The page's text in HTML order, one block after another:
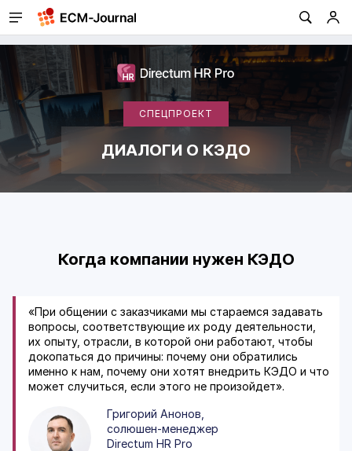
СПЕЦПРОЕКТ
ДИАЛОГИ О КЭДО
Когда компании нужен КЭДО
«При общении с заказчиками мы стараемся задавать
вопросы, соответствующие их роду деятельности,
их опыту, отрасли, в которой они работают, чтобы
докопаться до причины: почему они обратились
именно к нам, почему они хотят внедрить КЭДО и что
может случиться, если этого не произойдет».
Григорий Анонов,
солюшен-менеджер
Directum HR Pro